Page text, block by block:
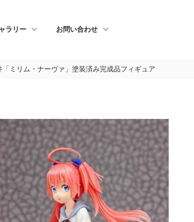
ラリー お問い合わせ
ミリム・ナーヴァ」塗装済み完成品フィギュア